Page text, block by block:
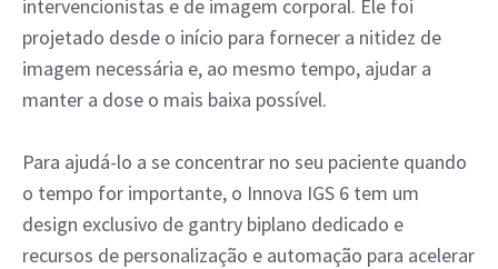
intervencionistas e de imagem corporal. Ele foi
projetado desde o início para fornecer a nitidez de
imagem necessária e, ao mesmo tempo, ajudar a
manter a dose o mais baixa possível.
Para ajudá-lo a se concentrar no seu paciente quando
o tempo for importante, o Innova IGS 6 tem um
design exclusivo de gantry biplano dedicado e
recursos de personalização e automação para acelerar